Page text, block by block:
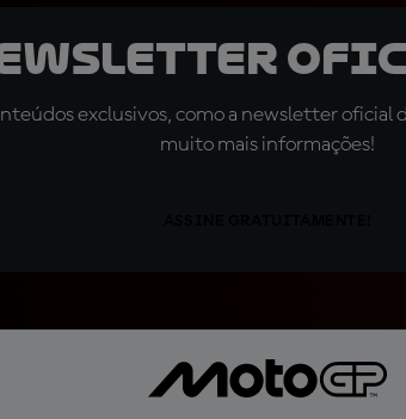
exclusivos, como a newsletter oficial
muito mais informações!